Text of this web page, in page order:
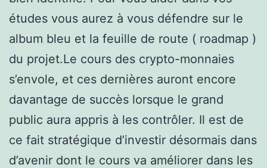
études vous aurez à vous défendre sur le
album bleu et la feuille de route ( roadmap )
du projet.Le cours des crypto-monnaies
s’envole, et ces dernières auront encore
davantage de succès lorsque le grand
public aura appris à les contrôler. Il est de
ce fait stratégique d’investir désormais dans
d’avenir dont le cours va améliorer dans les